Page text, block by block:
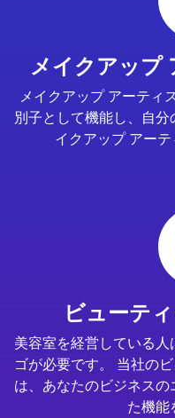
メイクアップ
メイクアップ アーティ
別子として機能し、自
イクアップ アーテ
ビューテ
美容室を経営している
ゴが必要です。 当社の
は、あなたのビジネス
た機能